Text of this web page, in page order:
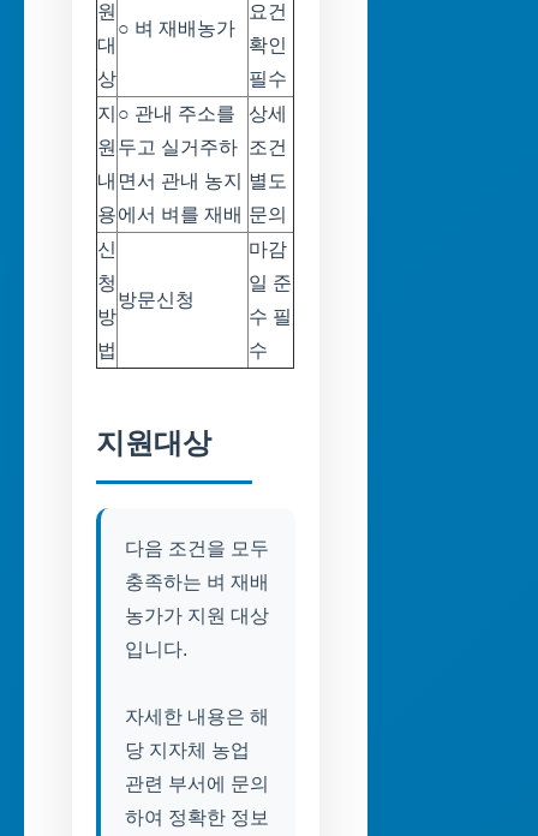
원
대
상
○ 벼 재배농가
요건
확인
필수
지
원
내
용
○ 관내 주소를
두고 실거주하
면서 관내 농지
에서 벼를 재배
상세
조건
별도
문의
신
청
방
법
방문신청
마감
일 준
수 필
수
지원대상
다음 조건을 모두
충족하는 벼 재배
농가가 지원 대상
입니다.
자세한 내용은 해
당 지자체 농업
관련 부서에 문의
하여 정확한 정보